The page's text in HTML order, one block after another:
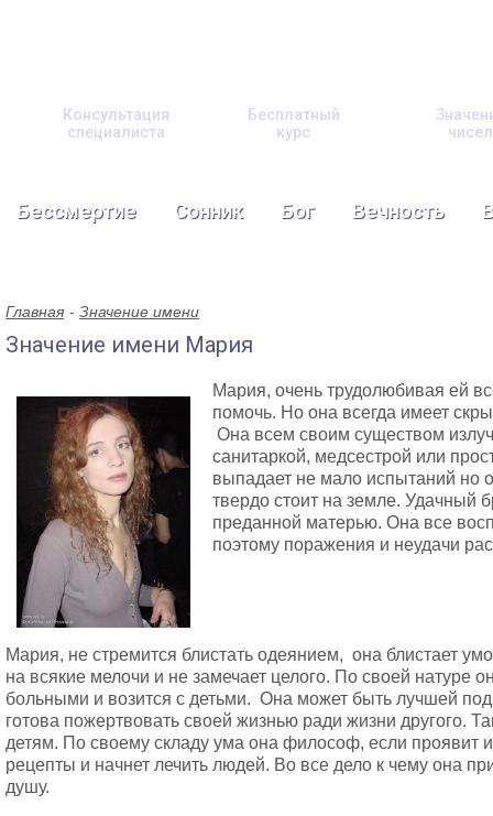
Консультация
специалиста
Бесплатный
курс
чисел
Бессмертие Сонник Бог Вечность
Главная Значение имени
Значение имени Мария
Мария, очень трудолюбивая ей
помочь. Но она всегда имеет
Она всем своим существом
санитаркой, медсестрой или
выпадает не мало испытаний но
твердо стоит на земле. Удачный
преданной матерью. Она все
поэтому поражения и неудачи
Мария, не стремится блистать одеянием, она блистает
на всякие мелочи и не замечает целого. По своей натуре
больными и возится с детьми. Она может быть лучшей
готова пожертвовать своей жизнью ради жизни другого.
детям. По своему складу ума она философ, если проявит
рецепты и начнет лечить людей. Во все дело к чему она
душу.